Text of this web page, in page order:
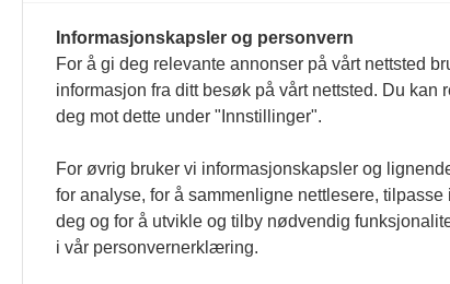
4. august 2026
« Etter at Maduro ble tatt til fange i januar
Sonia Zapata, jurist
117,8 millioner er på flukt, en
Ville ha tilsvart verdens trettende største land i
tilgang. Vi har også egne abonnementer for
Redaksjonen
Informasjonskapsler og personvern
For å gi deg relevante annonser på vårt nettsted
informasjon fra ditt besøk på vårt nettsted. Du kan
deg mot dette under "Innstillinger".
For øvrig bruker vi informasjonskapsler og
for analyse, for å sammenligne nettlesere, tilpasse
deg og for å utvikle og tilby nødvendig
i vår personvernerklæring.